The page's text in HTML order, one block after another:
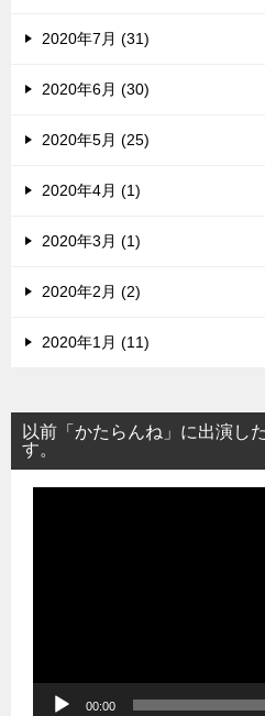
2020年7月 (31)
2020年6月 (30)
2020年5月 (25)
2020年4月 (1)
2020年3月 (1)
2020年2月 (2)
2020年1月 (11)
以前「かたらんね」に出演し
す。
00:00